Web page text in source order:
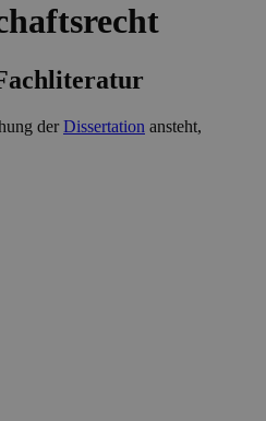
derDissertation ansteht,